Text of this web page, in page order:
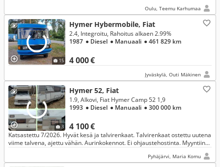
Oulu, Teemu Karhumaa
15
Hymer Hybermobile, Fiat
4 000 €
2.4, Integroitu, Rahoitus alkaen 2.99%
1987 ● Diesel ● Manuaali ● 461 829 km
Jyväskylä, Outi Mäkinen
3
Hymer 52, Fiat
4 100 €
1.9, Alkovi, Fiat Hymer Camp 52 1,9
1993 ● Diesel ● Manuaali ● 300 000 km
Katsastettu 7/2026. Hyvät kesä ja talvirenkaat. Talvirenkaat ostettu uutena
viime talvena, ajettu vähän. Aurinkokennot. Ei ohjaustehostinta. Myyntiin
Pyhäjärvi, Maria Komu